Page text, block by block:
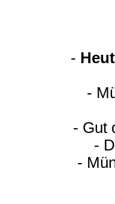
-
-
- Gut
-
-